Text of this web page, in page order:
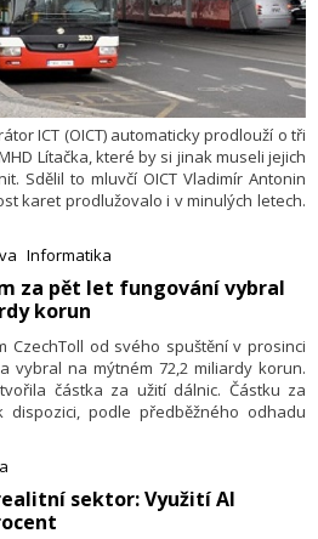
ICT (OICT) automaticky prodlouží o tři
Lítačka, které by si jinak museli jejich
Sdělil to mluvčí OICT Vladimír Antonin
karet prodlužovalo i v minulých letech.
také na platební kartu nebo využít
Informatika
za pět let fungování vybral
korun
CzechToll od svého spuštění v prosinci
vybral na mýtném 72,2 miliardy korun.
částka za užití dálnic. Částku za
podle předběžného odhadu
transakcí. Řekl to generální ředitel
Společnost patří do skupiny ITIS
skupiny PPF v inteligentní dopravní
sektor: Využití AI